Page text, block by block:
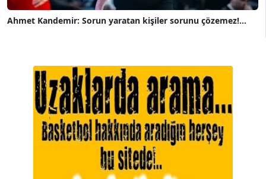
Ahmet Kandemir: Sorun yaratan kişiler sorunu çözemez!...